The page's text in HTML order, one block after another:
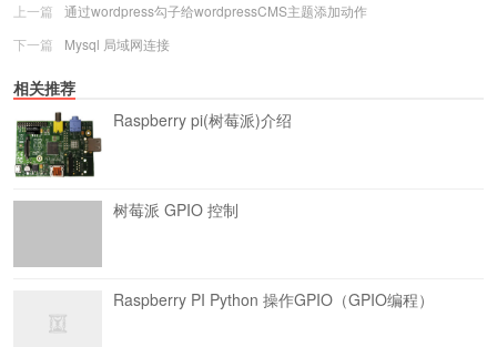
上一篇
通过wordpress勾子给wordpressCMS主题添加动作
下一篇
Mysql 局域网连接
相关推荐
Raspberry pi(树莓派)介绍
树莓派 GPIO 控制
Raspberry PI Python 操作GPIO（GPIO编程）